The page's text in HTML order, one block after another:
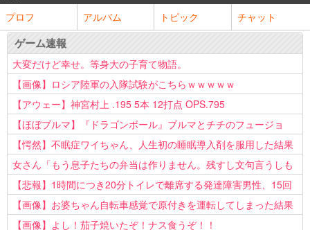
プロフ アルバム トピック チャット
ゲーム速報
大変だけど幸せ。等身大の子育て物語。
【画像】ロシア陸軍の入隊試験がこちらｗｗｗｗｗ
【アウェー】神宮村上 .195 5本 12打点 OPS.795
【ほぼブルマ】『ドラゴンボール』ブルマとチチのフュージョ
ン、クッソ可愛すぎるwwwwwww
【愕然】不眠症ワイちゃん、人生初の睡眠導入剤を服用した結果
ｗｗｗｗ
女さん「もう息子たちの弁当は作りません。残すし文句言うしも
う知らない！」
【悲報】1時間につき20分トイレで離席する発達障害男性、15回
以上転職を重ねてしまう
【画像】お婆ちゃん自転車感覚で原付きを運転してしまった結果
www
【画像】よし！茄子焼いたぞ！ナス食うぞ！！